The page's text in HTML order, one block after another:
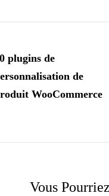
plugins de
de
WooCommerce
Vous